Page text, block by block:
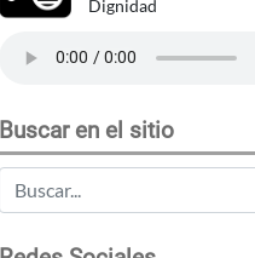
Dignidad
Buscar en el sitio